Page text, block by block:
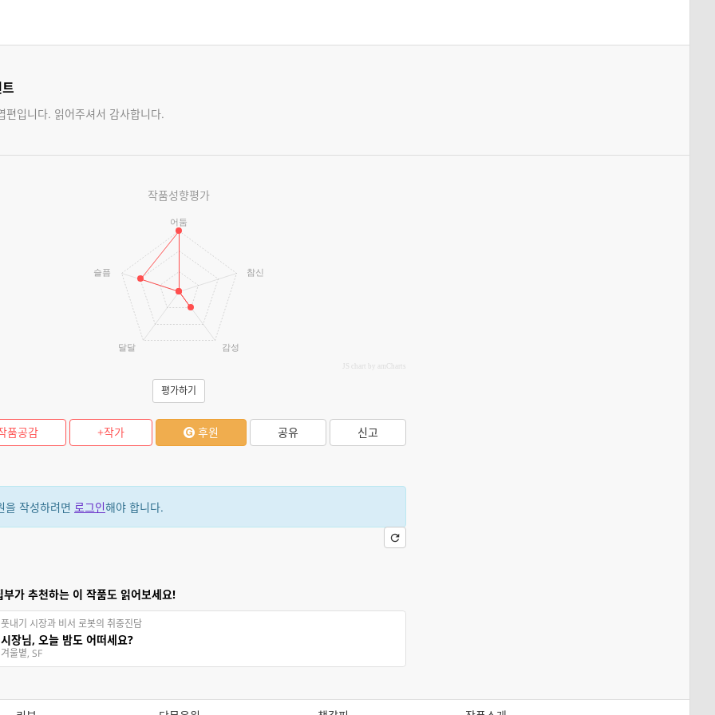
편입니다. 읽어주셔서 감사합니다.
작품성향평가
어둠
참신
감성
달달
슬픔
JS chart by amCharts
평가하기
품공감 +작가 후원 공유 신고
을 작성하려면 로그인해야 합니다.
부가 추천하는 이 작품도 읽어보세요!
풋내기 시장과 비서 로봇의 취중진담
시장님, 오늘 밤도 어떠세요?
겨울볕, SF